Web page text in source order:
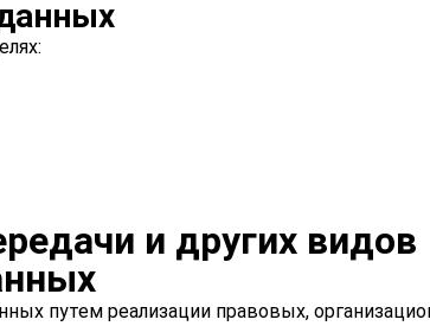
и других видов
путем реализации правовых,